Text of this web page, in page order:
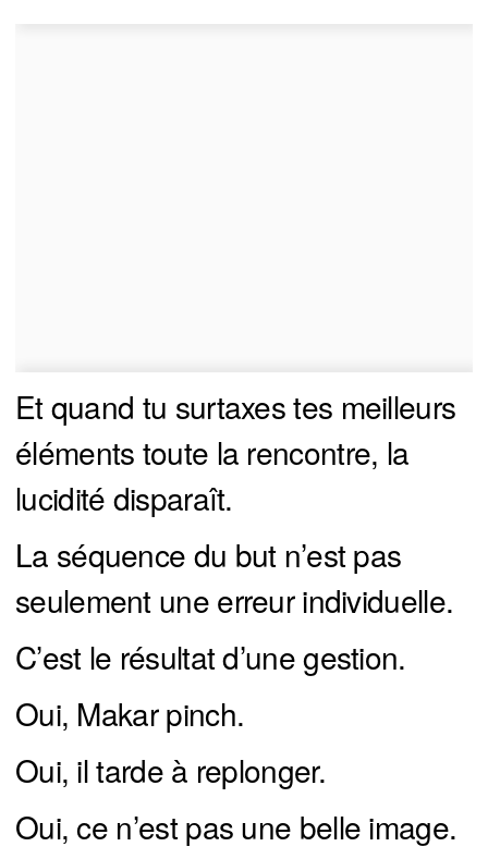
Et quand tu surtaxes tes meilleurs
éléments toute la rencontre, la
lucidité disparaît.
La séquence du but n’est pas
seulement une erreur individuelle.
C’est le résultat d’une gestion.
Oui, Makar pinch.
Oui, il tarde à replonger.
Oui, ce n’est pas une belle image.